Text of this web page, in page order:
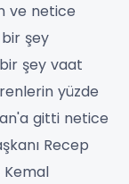
ve netice
şey
şey vaat
yüzde
gitti netice
Recep
Kemal